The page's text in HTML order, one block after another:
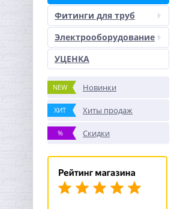
Фитинги для труб
Электрооборудование
УЦЕНКА
NEW Новинки
ХИТ Хиты продаж
% Скидки